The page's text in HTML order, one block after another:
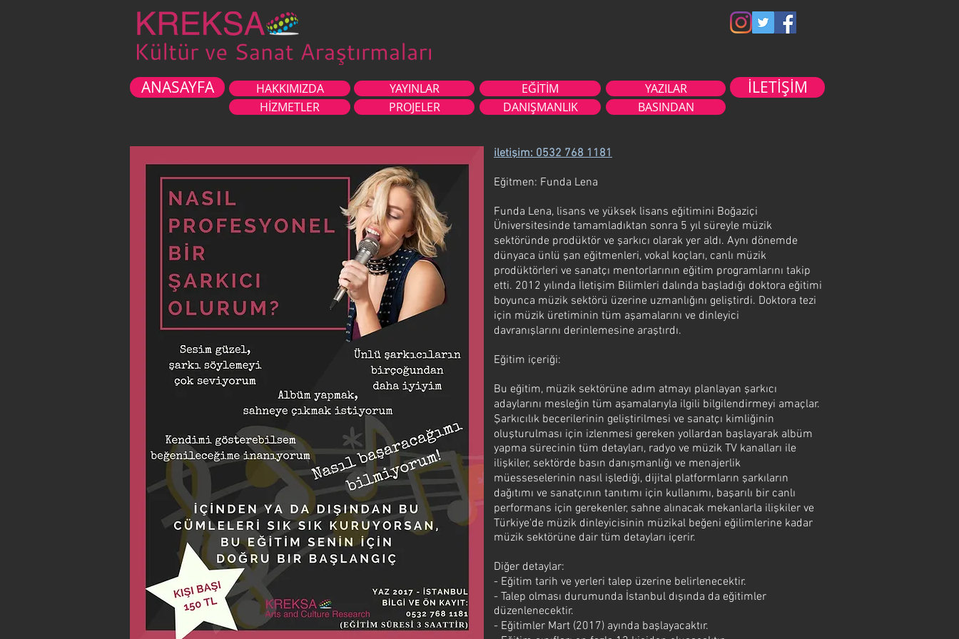
ANASAYFA HAKKIMIZDA
YAYINLAR
HİZMETLER
PROJELER DANIŞMANLIK
YAZILAR
BASINDAN
İLETİŞİM
iletişim: 0532 768 1181
Eğitmen: Funda Lena
Funda Lena, lisans ve yüksek lisans eğitimini Boğaziçi
Üniversitesinde tamamladıktan sonra 5 yıl süreyle müzik
sektöründe prodüktör ve şarkıcı olarak yer aldı. Aynı dönemde
dünyaca ünlü şan eğitmenleri, vokal koçları, canlı müzik
prodüktörleri ve sanatçı mentorlarının eğitim programlarını takip
etti. 2012 yılında İletişim Bilimleri dalında başladığı doktora eğitimi
boyunca müzik sektörü üzerine uzmanlığını geliştirdi. Doktora tezi
için müzik üretiminin tüm aşamalarını ve dinleyici
davranışlarını derinlemesine araştırdı.
Eğitim içeriği:
Bu eğitim, müzik sektörüne adım atmayı planlayan şarkıcı
adaylarını mesleğin tüm aşamalarıyla ilgili bilgilendirmeyi amaçlar.
Şarkıcılık becerilerinin geliştirilmesi ve sanatçı kimliğinin
oluşturulması için izlenmesi gereken yollardan başlayarak albüm
yapma sürecinin tüm detayları, radyo ve müzik TV kanalları ile
ilişkiler, sektörde basın danışmanlığı ve menajerlik
müesseselerinin nasıl işlediği, dijital platformların şarkıların
dağıtımı ve sanatçının tanıtımı için kullanımı, başarılı bir canlı
performans için gerekenler, sahne alınacak mekanlarla ilişkiler ve
Türkiye'de müzik dinleyicisinin müzikal beğeni eğilimlerine kadar
müzik sektörüne dair tüm detayları içerir.
Diğer detaylar:
- Eğitim tarih ve yerleri talep üzerine belirlenecektir.
- Talep olması durumunda İstanbul dışında da eğitimler
düzenlenecektir.
- Eğitimler Mart (2017) ayında başlayacaktır.
EĞİTİM